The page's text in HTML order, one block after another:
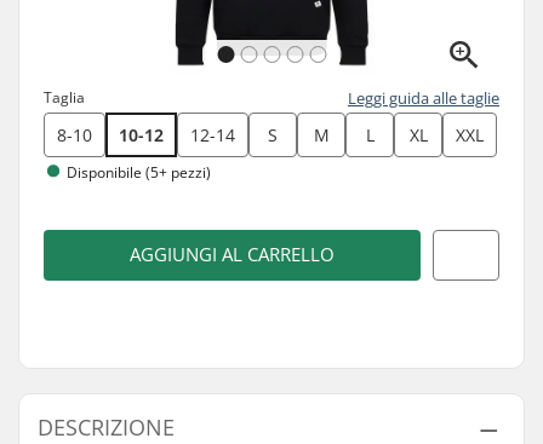
Taglia Leggi guida alle taglie
8-10 10-12 12-14 S M L XL XXL
Disponibile (5+ pezzi)
AGGIUNGI AL CARRELLO
DESCRIZIONE